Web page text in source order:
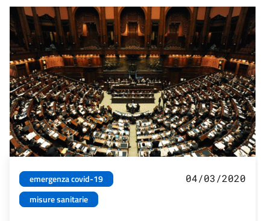
emergenza covid-19
misure sanitarie
04/03/2020